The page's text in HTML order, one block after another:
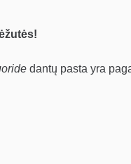
dantų pasta yra